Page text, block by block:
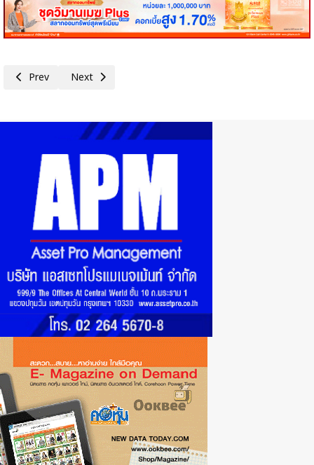
Previous article: การขอความเห็นชอบต่อร่างข้อตกลงขั้นตอนระหว่างกองทัพ
Prev Next article: ร่างบันทึกความเข้าใจระหว่างกระทรวงคมนาคม
Next